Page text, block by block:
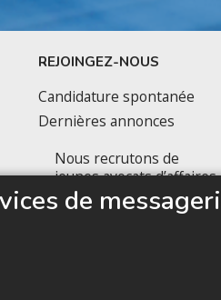
REJOINGEZ-NOUS
Candidature spontanée
Dernières annonces
Nous recrutons de
jeunes avocats d’affaires
prêts à accélérer leur
carrière
de